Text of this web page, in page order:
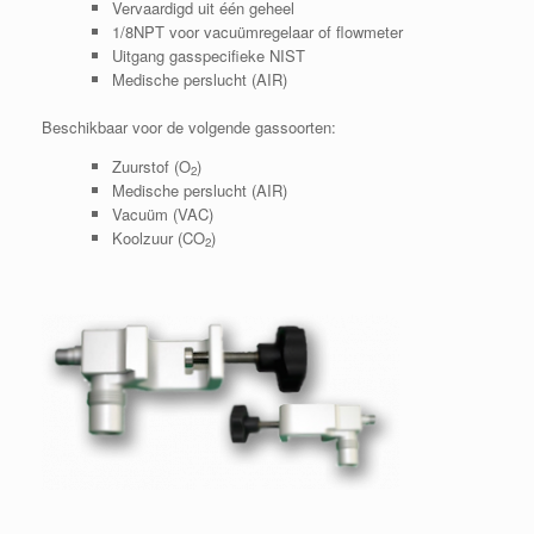
Vervaardigd uit één geheel
1/8NPT voor vacuümregelaar of flowmeter
Uitgang gasspecifieke NIST
Medische perslucht (AIR)
Beschikbaar voor de volgende gassoorten:
Zuurstof (O2)
Medische perslucht (AIR)
Vacuüm (VAC)
Koolzuur (CO2)